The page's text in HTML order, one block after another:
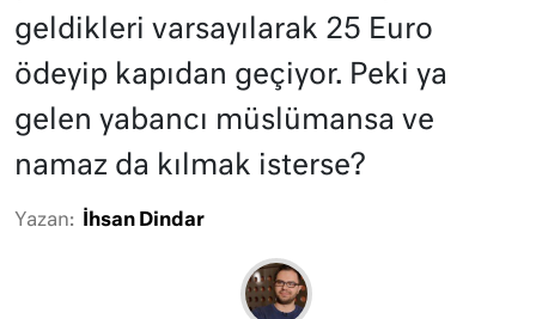
geldikleri varsayılarak 25 Euro
ödeyip kapıdan geçiyor. Peki ya
gelen yabancı müslümansa ve
namaz da kılmak isterse?
Yazan: İhsan Dindar